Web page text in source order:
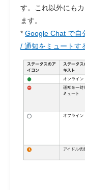
す。これ以外にも
ます。
* Google Chat で自
/ 通知をミュートす